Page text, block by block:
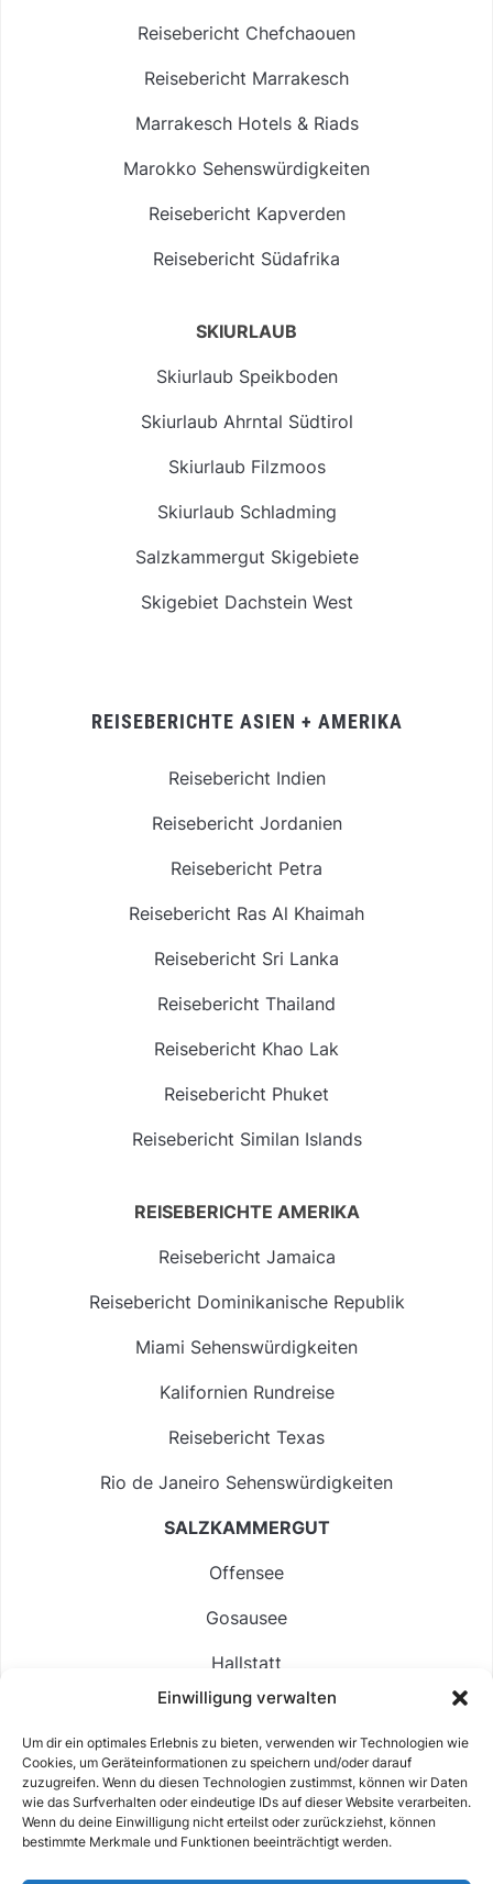
Einwilligung verwalten
Um dir ein optimales Erlebnis zu bieten, verwenden wir Technologien wie
Cookies, um Geräteinformationen zu speichern und/oder darauf
zuzugreifen. Wenn du diesen Technologien zustimmst, können wir Daten
wie das Surfverhalten oder eindeutige IDs auf dieser Website verarbeiten.
Wenn du deine Einwilligung nicht erteilst oder zurückziehst, können
bestimmte Merkmale und Funktionen beeinträchtigt werden.
Reisebericht Chefchaouen
Reisebericht Marrakesch
Marrakesch Hotels & Riads
Marokko Sehenswürdigkeiten
Reisebericht Kapverden
Reisebericht Südafrika
SKIURLAUB
Skiurlaub Speikboden
Skiurlaub Ahrntal Südtirol
Skiurlaub Filzmoos
Skiurlaub Schladming
Salzkammergut Skigebiete
Skigebiet Dachstein West
REISEBERICHTE ASIEN + AMERIKA
Reisebericht Indien
Reisebericht Jordanien
Reisebericht Petra
Reisebericht Ras Al Khaimah
Reisebericht Sri Lanka
Reisebericht Thailand
Reisebericht Khao Lak
Reisebericht Phuket
Reisebericht Similan Islands
REISEBERICHTE AMERIKA
Reisebericht Jamaica
Reisebericht Dominikanische Republik
Miami Sehenswürdigkeiten
Kalifornien Rundreise
Reisebericht Texas
Rio de Janeiro Sehenswürdigkeiten
SALZKAMMERGUT
Offensee
Gosausee
Hallstatt
Langbathsee
Altausseer See
Hintersee